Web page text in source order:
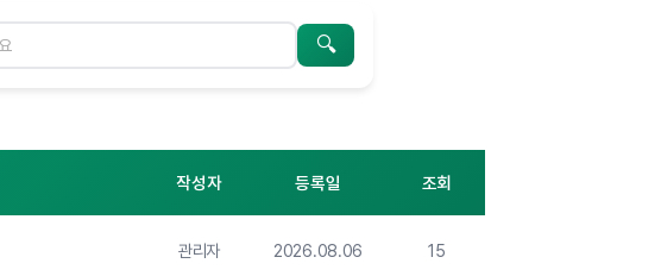
작성자 등록일 조회
관리자 2026.08.06 15